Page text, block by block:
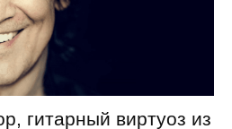
гитарный виртуоз из